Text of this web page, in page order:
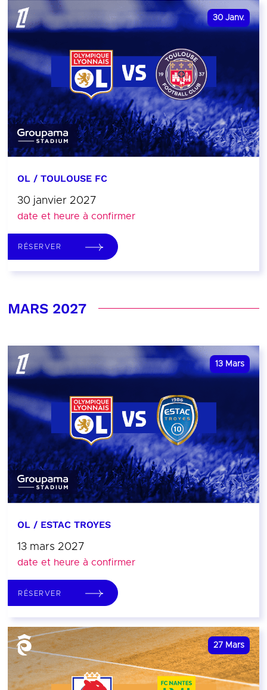
30 Janv.
OL / TOULOUSE FC
30 janvier 2027
date et heure à confirmer
RÉSERVER
MARS 2027
13 Mars
OL / ESTAC TROYES
13 mars 2027
date et heure à confirmer
RÉSERVER
27 Mars